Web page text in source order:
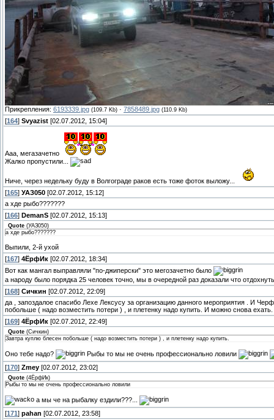
Прикрепления: 6193339.jpg (109.7 Kb) · 7858489.jpg (110.9 Kb)
[164] Svyazist [02.07.2012, 15:04]
Ааа, мегазачетно
Жалко пропустили...
Ниче, через недельку буду в Волгограде раков есть тоже фоток выложу...
[165] УАЗ050 [02.07.2012, 15:12]
а хде рыбо???????
[166] DemanS [02.07.2012, 15:13]
Quote (УАЗ050)
а хде рыбо???????
Выпили, 2-й ухой
[167] 4ЁрфИк [02.07.2012, 18:34]
Вот как мангал выправляли "по-джиперски" это мегозачетно было
а народу было порядка 25 человек точно, мы в очередной раз доказали что
[168] Сичкин [02.07.2012, 22:09]
да , запоздалое спасибо Лехе Лексусу за организацию данного мероприятия . И
побольше ( надо возместить потери ) , и плетенку надо купить. И можно снова ехать.
[169] 4ЁрфИк [02.07.2012, 22:49]
Quote (Сичкин)
Завтра куплю блесен побольше ( надо возместить потери ) , и плетенку надо купить.
Оно тебе надо?
Рыбы то мы не очень профессионально ловили
[170] Zmey [02.07.2012, 23:02]
Quote (4ЁрфИк)
Рыбы то мы не очень профессионально ловили
а мы че на рыбалку ездили???...
[171 ] pahan [02.07.2012, 23:58]